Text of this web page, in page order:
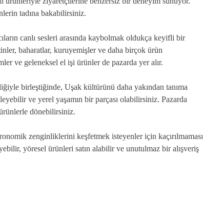
tadına bakabilirsiniz.
canlı sesleri arasında kaybolmak oldukça keyifli bir
baharatlar, kuruyemişler ve daha birçok ürün
ve geleneksel el işi ürünler de pazarda yer alır.
birleştiğinde, Uşak kültürünü daha yakından tanıma
ve yerel yaşamın bir parçası olabilirsiniz. Pazarda
dönebilirsiniz.
zenginliklerini keşfetmek isteyenler için kaçırılmaması
yöresel ürünleri satın alabilir ve unutulmaz bir alışveriş